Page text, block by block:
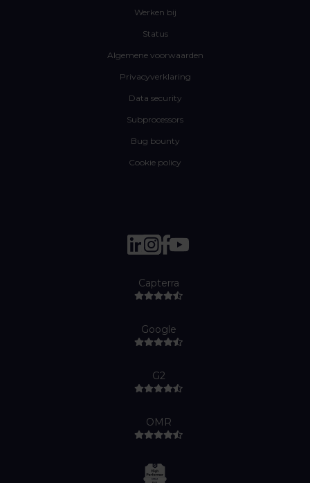
Werken bij
Status
Algemene voorwaarden
Privacyverklaring
Data security
Subprocessors
Bug bounty
Cookie policy
Capterra
Google
G2
OMR